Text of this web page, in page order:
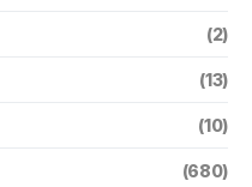
(2)
(13)
(10)
(680)